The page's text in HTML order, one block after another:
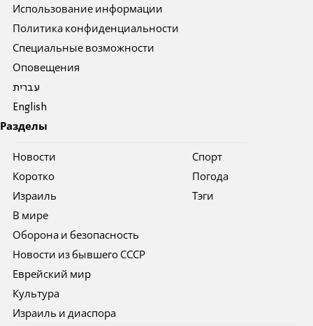
Использование информации
Политика конфиденциальности
Специальные возможности
Оповещения
עברית
English
Разделы
Новости
Коротко
Израиль
В мире
Оборона и безопасность
Новости из бывшего СССР
Еврейский мир
Культура
Израиль и диаспора
Спорт
Погода
Тэги